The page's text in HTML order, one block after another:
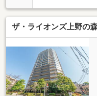
×3LDK×開放的な
い住環境○床暖房
ク・宅配ボックス
ーター2基設置で
物件で環境にも家
ザ・ライオンズ上野の